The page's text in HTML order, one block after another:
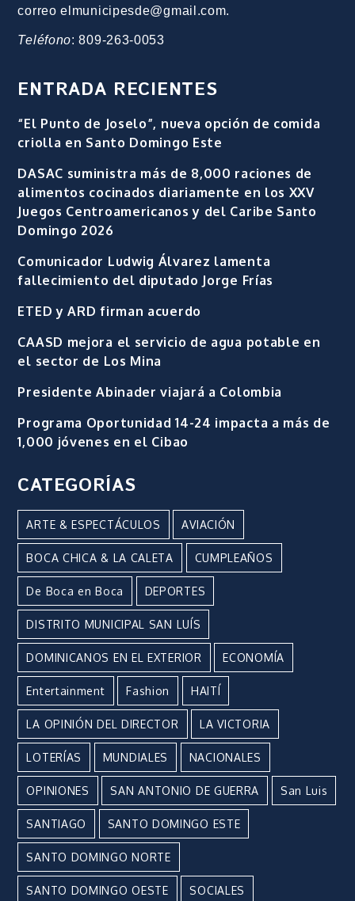
correo elmunicipesde@gmail.com.
Teléfono: 809-263-0053
ENTRADA RECIENTES
“El Punto de Joselo”, nueva opción de comida
criolla en Santo Domingo Este
DASAC suministra más de 8,000 raciones de
alimentos cocinados diariamente en los XXV
Juegos Centroamericanos y del Caribe Santo
Domingo 2026
Comunicador Ludwig Álvarez lamenta
fallecimiento del diputado Jorge Frías
ETED y ARD firman acuerdo
CAASD mejora el servicio de agua potable en
el sector de Los Mina
Presidente Abinader viajará a Colombia
Programa Oportunidad 14-24 impacta a más de
1,000 jóvenes en el Cibao
CATEGORÍAS
ARTE & ESPECTÁCULOS AVIACIÓN
BOCA CHICA & LA CALETA CUMPLEAÑOS
De Boca en Boca DEPORTES
DISTRITO MUNICIPAL SAN LUÍS
DOMINICANOS EN EL EXTERIOR ECONOMÍA
Entertainment Fashion HAITÍ
LA OPINIÓN DEL DIRECTOR LA VICTORIA
LOTERÍAS MUNDIALES NACIONALES
OPINIONES SAN ANTONIO DE GUERRA San Luis
SANTIAGO SANTO DOMINGO ESTE
SANTO DOMINGO NORTE
SANTO DOMINGO OESTE SOCIALES